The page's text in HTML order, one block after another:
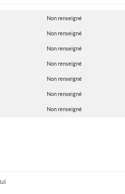
Non renseigné
Non renseigné
Non renseigné
Non renseigné
Non renseigné
Non renseigné
Non renseigné